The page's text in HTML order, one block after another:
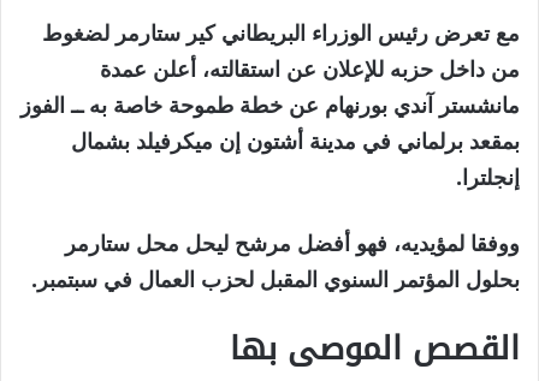
مع تعرض رئيس الوزراء البريطاني كير ستارمر لضغوط
من داخل حزبه للإعلان عن استقالته، أعلن عمدة
مانشستر آندي بورنهام عن خطة طموحة خاصة به ــ الفوز
بمقعد برلماني في مدينة أشتون إن ميكرفيلد بشمال
إنجلترا.
ووفقا لمؤيديه، فهو أفضل مرشح ليحل محل ستارمر
بحلول المؤتمر السنوي المقبل لحزب العمال في سبتمبر.
القصص الموصى بها